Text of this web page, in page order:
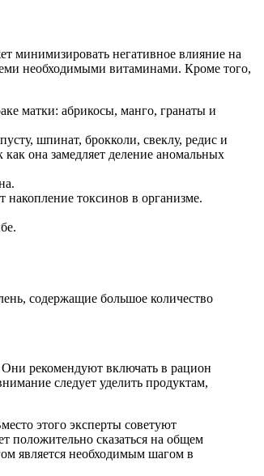
минимизировать негативное влияние на
необходимыми витаминами. Кроме того,
матки: абрикосы, манго, гранаты и
шпинат, брокколи, свеклу, редис и
она замедляет деление аномальных
токсинов в организме.
содержащие большое количество
рекомендуют включать в рацион
следует уделить продуктам,
этого эксперты советуют
положительно сказаться на общем
является необходимым шагом в